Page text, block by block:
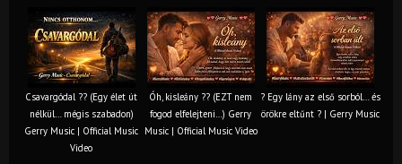
Csavargódal ?? (Egy élet út
nélkül… mégis szabadon)
Gerry Music | Official Music
Video
Óh, kisleány ?? (EZT nem
fogod elfelejteni…) Gerry
Music | Official Music Video
? Egy lány az első sorból… és
örökre eltűnt ? | Gerry Music